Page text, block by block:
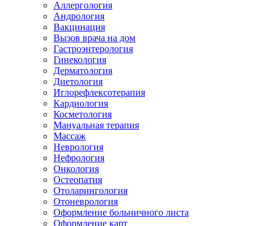
Аллергология
Андрология
Вакцинация
Вызов врача на дом
Гастроэнтерология
Гинекология
Дерматология
Диетология
Иглорефлексотерапия
Кардиология
Косметология
Мануальная терапия
Массаж
Неврология
Нефрология
Онкология
Остеопатия
Отоларингология
Отоневрология
Оформление больничного листа
Оформление карт